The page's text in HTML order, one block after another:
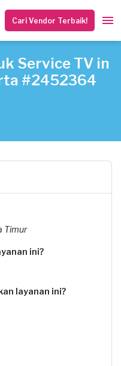
Cari Vendor Terbaik!
Service TV in
#2452364
Timur
ini?
layanan ini?